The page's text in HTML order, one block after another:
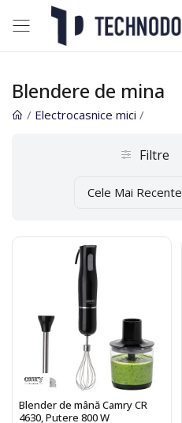
Blendere de mina
/ Electrocasnice mici /
Filtre
Cele Mai Recente
Blender de mână Camry CR
4630, Putere 800 W